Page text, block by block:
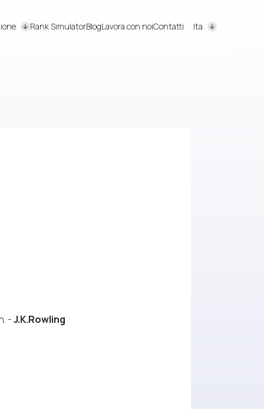
Rank SimulatorBlogLavora con noiContatti Ita
-J.K.Rowling